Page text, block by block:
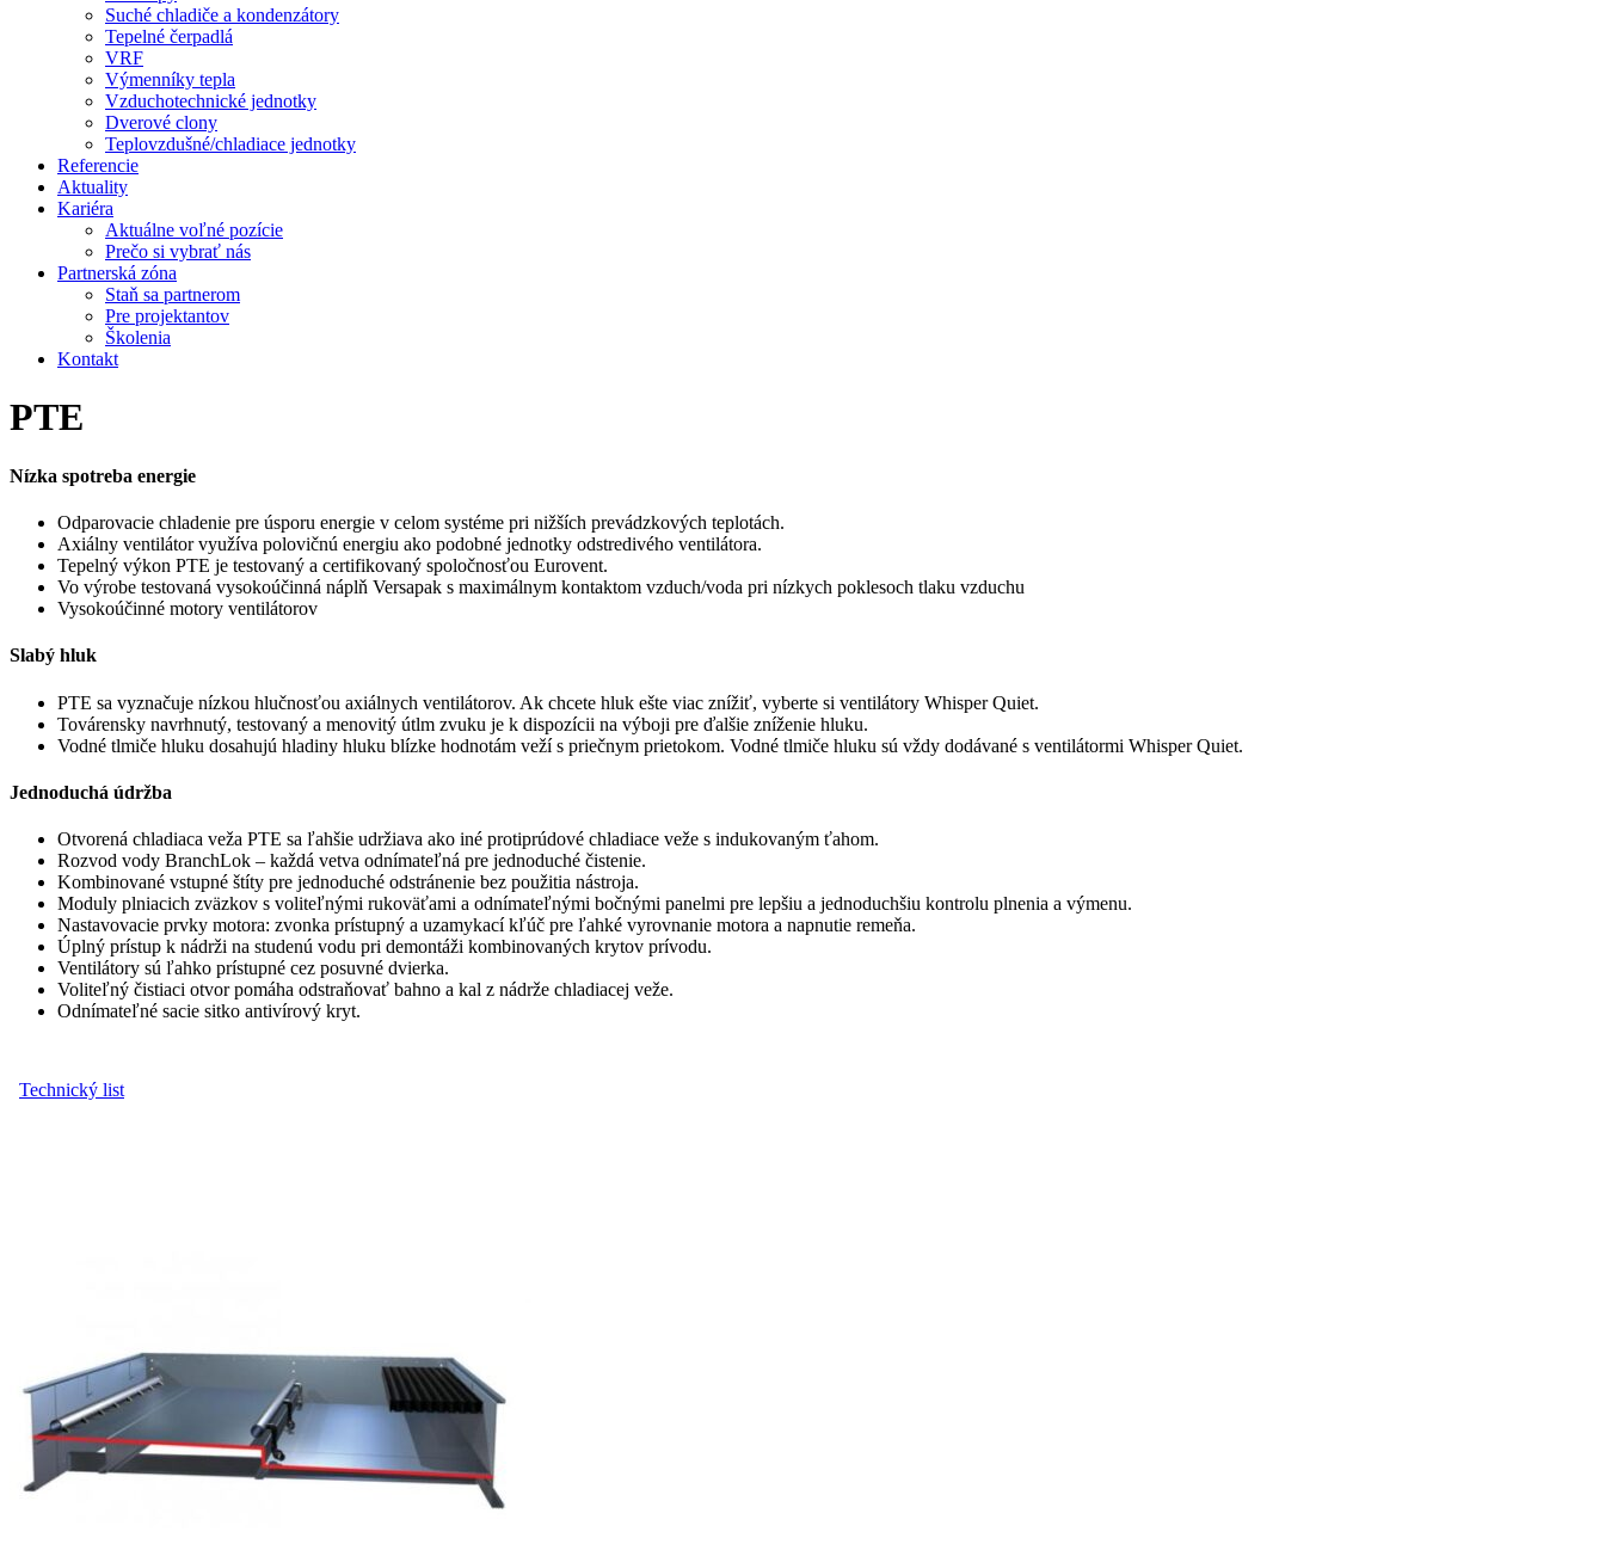
Suché chladiče a kondenzátory
Tepelné čerpadlá
VRF
Výmenníky tepla
Vzduchotechnické jednotky
Dverové clony
Teplovzdušné/chladiace jednotky
Referencie
Aktuality
Kariéra
Aktuálne voľné pozície
Prečo si vybrať nás
Partnerská zóna
Staň sa partnerom
Pre projektantov
Školenia
Kontakt
PTE
Nízka spotreba energie
Odparovacie chladenie pre úsporu energie v celom systéme pri nižších prevádzkových teplotách.
Axiálny ventilátor využíva polovičnú energiu ako podobné jednotky odstredivého ventilátora.
Tepelný výkon PTE je testovaný a certifikovaný spoločnosťou Eurovent.
Vo výrobe testovaná vysokoúčinná náplň Versapak s maximálnym kontaktom vzduch/voda pri nízkych poklesoch tlaku vzduchu
Vysokoúčinné motory ventilátorov
Slabý hluk
PTE sa vyznačuje nízkou hlučnosťou axiálnych ventilátorov. Ak chcete hluk ešte viac znížiť, vyberte si ventilátory Whisper Quiet.
Továrensky navrhnutý, testovaný a menovitý útlm zvuku je k dispozícii na výboji pre ďalšie zníženie hluku.
Vodné tlmiče hluku dosahujú hladiny hluku blízke hodnotám veží s priečnym prietokom. Vodné tlmiče hluku sú vždy dodávané s ventilátormi Whisper Quiet.
Jednoduchá údržba
Otvorená chladiaca veža PTE sa ľahšie udržiava ako iné protiprúdové chladiace veže s indukovaným ťahom.
Rozvod vody BranchLok – každá vetva odnímateľná pre jednoduché čistenie.
Kombinované vstupné štíty pre jednoduché odstránenie bez použitia nástroja.
Moduly plniacich zväzkov s voliteľnými rukoväťami a odnímateľnými bočnými panelmi pre lepšiu a jednoduchšiu kontrolu plnenia a výmenu.
Nastavovacie prvky motora: zvonka prístupný a uzamykací kľúč pre ľahké vyrovnanie motora a napnutie remeňa.
Úplný prístup k nádrži na studenú vodu pri demontáži kombinovaných krytov prívodu.
Ventilátory sú ľahko prístupné cez posuvné dvierka.
Voliteľný čistiaci otvor pomáha odstraňovať bahno a kal z nádrže chladiacej veže.
Odnímateľné sacie sitko antivírový kryt.
Technický list